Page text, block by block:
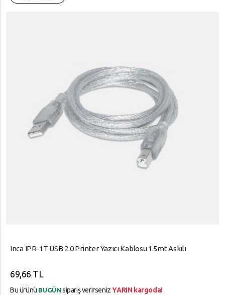
Inca IPR-1T USB 2.0 Printer Yazıcı Kablosu 1.5mt Askılı
69,66 TL
Bu ürünü BUGÜN sipariş verirsenizYARIN kargoda!